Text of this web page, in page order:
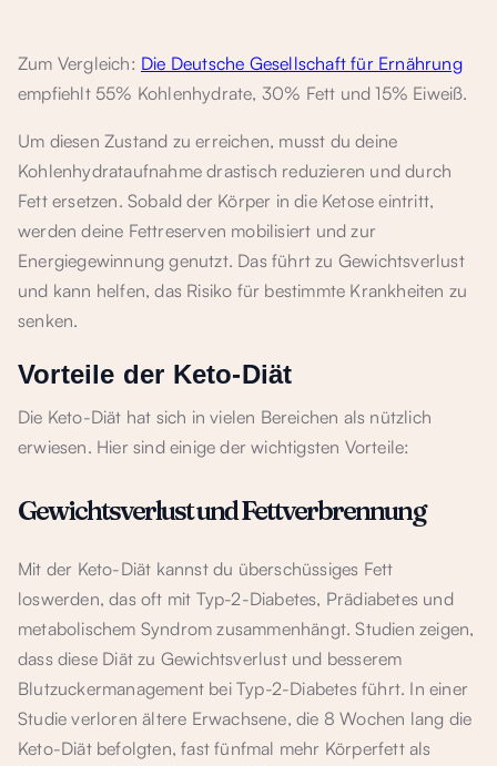
Zum Vergleich: Die Deutsche Gesellschaft für Ernährung
empfiehlt 55% Kohlenhydrate, 30% Fett und 15% Eiweiß.
Um diesen Zustand zu erreichen, musst du deine
Kohlenhydrataufnahme drastisch reduzieren und durch
Fett ersetzen. Sobald der Körper in die Ketose eintritt,
werden deine Fettreserven mobilisiert und zur
Energiegewinnung genutzt. Das führt zu Gewichtsverlust
und kann helfen, das Risiko für bestimmte Krankheiten zu
senken.
Vorteile der Keto-Diät
Die Keto-Diät hat sich in vielen Bereichen als nützlich
erwiesen. Hier sind einige der wichtigsten Vorteile:
Gewichtsverlust und Fettverbrennung
Mit der Keto-Diät kannst du überschüssiges Fett
loswerden, das oft mit Typ-2-Diabetes, Prädiabetes und
metabolischem Syndrom zusammenhängt. Studien zeigen,
dass diese Diät zu Gewichtsverlust und besserem
Blutzuckermanagement bei Typ-2-Diabetes führt. In einer
Studie verloren ältere Erwachsene, die 8 Wochen lang die
Keto-Diät befolgten, fast fünfmal mehr Körperfett als